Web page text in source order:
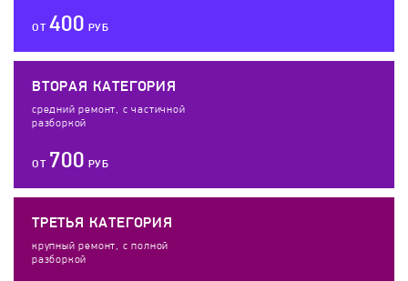
ОТ400 РУБ
ВТОРАЯ КАТЕГОРИЯ
средний ремонт, с частичной
разборкой
ОТ 700 РУБ
ТРЕТЬЯ КАТЕГОРИЯ
крупный ремонт, с полной
разборкой